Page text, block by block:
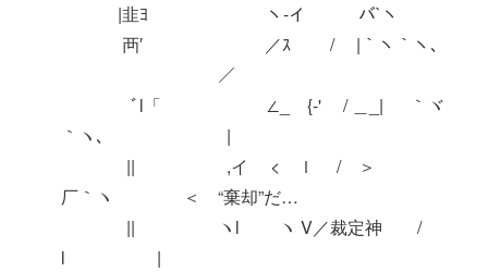
|韭ﾖ ヽ-イ バ`ヽ
襾′ ／ｽ / |｀ヽ｀ヽ､
／￣￣￣￣￣
ﾞl「 ∠_ {‐' / ＿_| ｀ヾ
｀ヽ､ |
|| ,イ < ｌ / ＞
厂｀ヽ ＜ “棄却”だ…
|| ヽl ヽ V／裁定神 /
l |